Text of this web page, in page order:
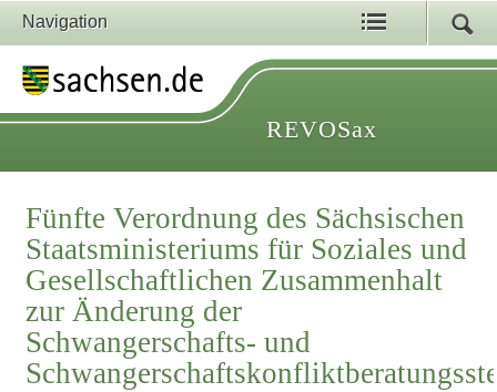
Navigation
REVOSax
Fünfte Verordnung des Sächsischen
Staatsministeriums für Soziales und
Gesellschaftlichen Zusammenhalt
zur Änderung der
Schwangerschafts- und